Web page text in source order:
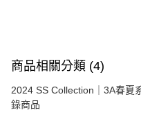
商品相關分類 (4)
2024 SS Collection｜3A春夏
錄商品